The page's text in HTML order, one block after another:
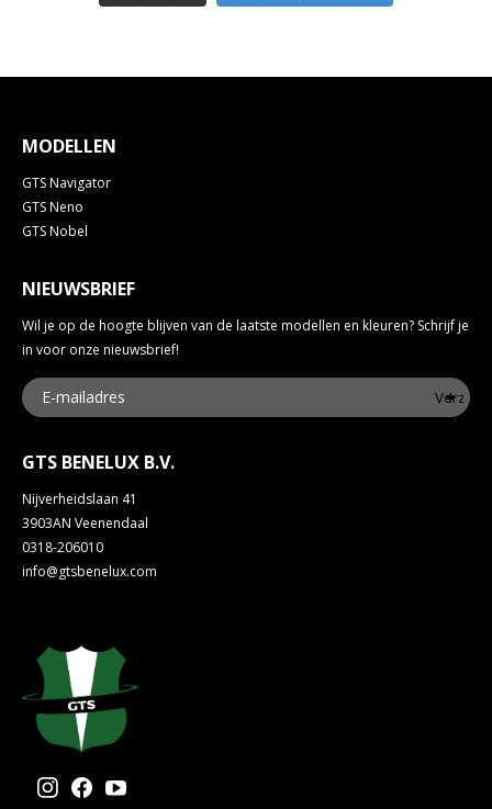
MODELLEN
GTS Navigator
GTS Neno
GTS Nobel
NIEUWSBRIEF
Wil je op de hoogte blijven van de laatste modellen en kleuren? Schrijf je
in voor onze nieuwsbrief!
GTS BENELUX B.V.
Nijverheidslaan 41
3903AN Veenendaal
0318-206010
info@gtsbenelux.com